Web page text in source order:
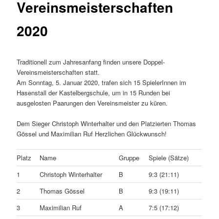
Vereinsmeisterschaften
2020
Traditionell zum Jahresanfang finden unsere Doppel-
Vereinsmeisterschaften statt.
Am Sonntag, 5. Januar 2020, trafen sich 15 SpielerInnen im
Hasenstall der Kastelbergschule, um in 15 Runden bei
ausgelosten Paarungen den Vereinsmeister zu küren.
Dem Sieger Christoph Winterhalter und den Platzierten Thomas
Gössel und Maximilian Ruf Herzlichen Glückwunsch!
Platz Name Gruppe
Spiele (Sätze)
1
Christoph Winterhalter B
9:3 (21:11)
2
Thomas Gössel B
9:3 (19:11)
3
Maximilian Ruf A 7:5 (17:12)